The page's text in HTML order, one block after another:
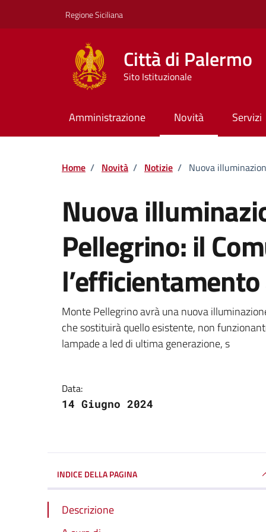
Regione Siciliana
Città di Palermo
Sito Istituzionale
Amministrazione Novità Servizi
Home / Novità / Notizie / Nuova
Nuova
Pellegrino: il
Dettagli della
Monte Pellegrino avrà una nuova
che sostituirà quello esistente, non
lampade a led di ultima generazione, s
Data:
14 Giugno 2024
INDICE DELLA PAGINA
Descrizione